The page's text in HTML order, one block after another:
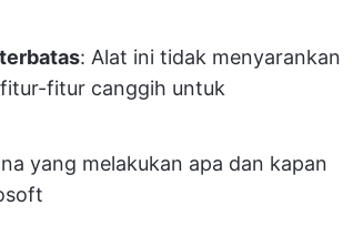
: Alat ini tidak menyarankan
fitur canggih untuk
yang melakukan apa dan kapan